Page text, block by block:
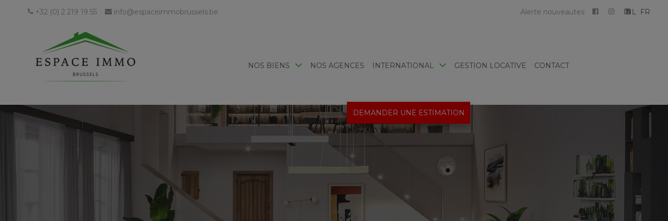
+32 (0) 2 219 19 55 info@espaceimmobrussels.be Alerte nouveautes NL FR
NOS BIENS NOS AGENCES INTERNATIONAL GESTION LOCATIVE CONTACT
DEMANDER UNE ESTIMATION